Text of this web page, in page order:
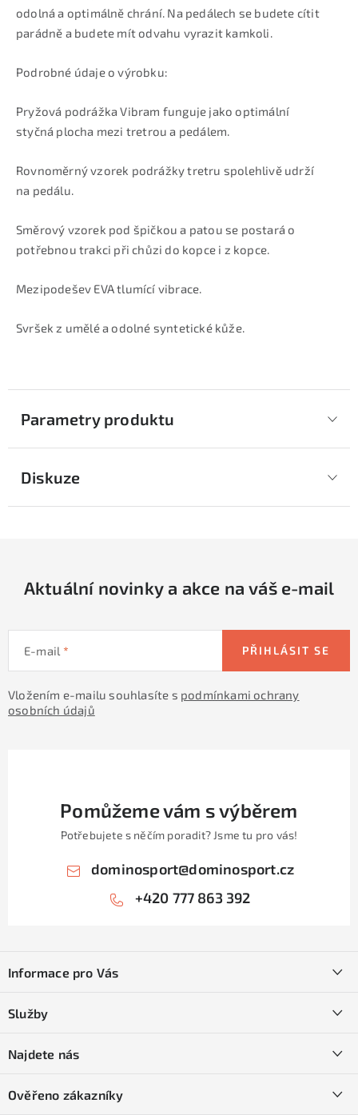
odolná a optimálně chrání. Na pedálech se budete cítit
parádně a budete mít odvahu vyrazit kamkoli.
Podrobné údaje o výrobku:
Pryžová podrážka Vibram funguje jako optimální
styčná plocha mezi tretrou a pedálem.
Rovnoměrný vzorek podrážky tretru spolehlivě udrží
na pedálu.
Směrový vzorek pod špičkou a patou se postará o
potřebnou trakci při chůzi do kopce i z kopce.
Mezipodešev EVA tlumící vibrace.
Svršek z umělé a odolné syntetické kůže.
Parametry produktu
Diskuze
Aktuální novinky a akce na váš e-mail
E-mail
Vložením e-mailu souhlasíte s podmínkami ochrany
osobních údajů
PŘIHLÁSIT SE
Pomůžeme vám s výběrem
Potřebujete s něčím poradit? Jsme tu pro vás!
dominosport@dominosport.cz
+420 777 863 392
pInformace pro Vás
Obchodní podmínky
Podmínky GDPR
Služby
Naše prodejna
Najdete nás
Ověřeno zákazníky